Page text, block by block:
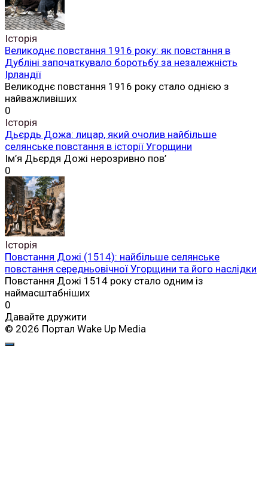
Історія
Великоднє повстання 1916 року: як повстання в
Дубліні започаткувало боротьбу за незалежність
Ірландії
Великоднє повстання 1916 року стало однією з
найважливіших
0
Історія
Дьєрдь Дожа: лицар, який очолив найбільше
селянське повстання в історії Угорщини
Ім’я Дьєрдя Дожі нерозривно пов’
0
Історія
Повстання Дожі (1514): найбільше селянське
повстання середньовічної Угорщини та його наслідки
Повстання Дожі 1514 року стало одним із
наймасштабніших
0
Давайте дружити
© 2026 Портал Wake Up Media